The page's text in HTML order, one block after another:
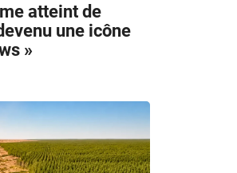
atteint de
une icône
»